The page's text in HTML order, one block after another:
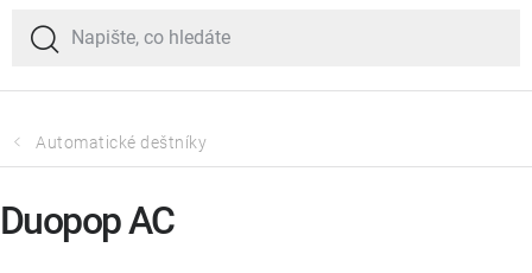
Křesla a židle
Automatické deštníky
Duopop AC